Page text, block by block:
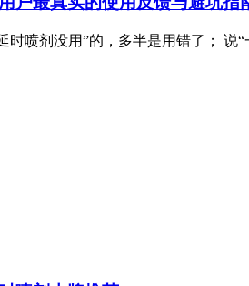
时喷剂没用”的，多半是用错了；